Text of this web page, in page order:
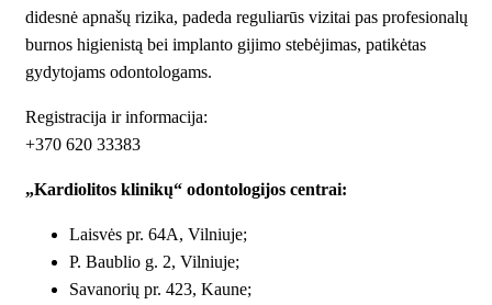
didesnė apnašų rizika, padeda reguliarūs vizitai pas profesionalų
burnos higienistą bei implanto gijimo stebėjimas, patikėtas
gydytojams odontologams.
Registracija ir informacija:
+370 620 33383
„Kardiolitos klinikų“ odontologijos centrai:
Laisvės pr. 64A, Vilniuje;
P. Baublio g. 2, Vilniuje;
Savanorių pr. 423, Kaune;